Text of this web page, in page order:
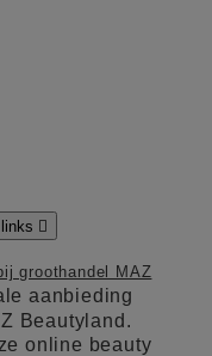

groothandel MAZ
aanbieding
Beautyland.
online beauty